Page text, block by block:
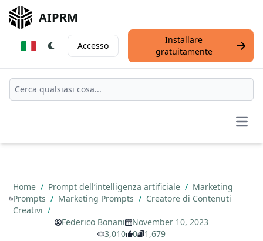
AIPRM
Accesso
Installare
gratuitamente
Home / Prompt dell’intelligenza artificiale / Marketing
Prompts / Marketing Prompts / Creatore di Contenuti
Creativi /
Federico Bonani
November 10, 2023
3,010
0 1,679